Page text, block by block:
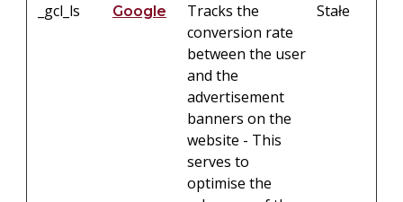
_gcl_ls Google
Tracks the
conversion rate
between the user
and the
advertisement
banners on the
website - This
serves to
optimise the
Stałe